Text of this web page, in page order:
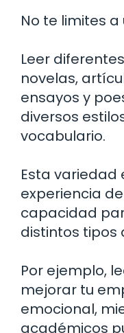
No te limites
Leer
novelas,
ensayos y
diversos
vocabulario.
Esta variedad
experiencia
capacidad
distintos tipos
Por ejemplo,
mejorar tu
emocional,
académicos